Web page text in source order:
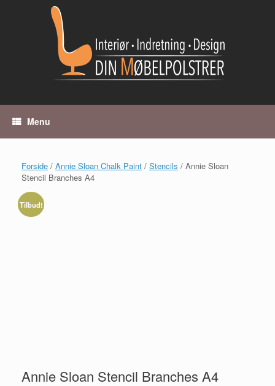
Menu
Forside / Annie Sloan Chalk Paint / Stencils / Annie Sloan
Stencil Branches A4
Tilbud!
Annie Sloan Stencil Branches A4